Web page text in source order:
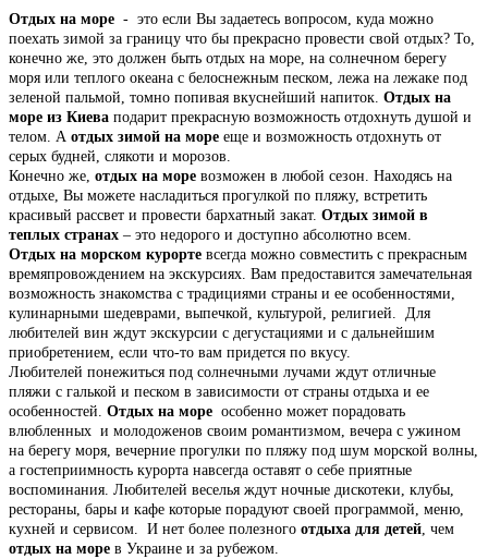
Отдых на море - это если Вы задаетесь вопросом, куда можно
поехать зимой за границу что бы прекрасно провести свой отдых? То,
конечно же, это должен быть отдых на море, на солнечном берегу
моря или теплого океана с белоснежным песком, лежа на лежаке под
зеленой пальмой, томно попивая вкуснейший напиток. Отдых на
море из Киева подарит прекрасную возможность отдохнуть душой и
телом. А отдых зимой на море еще и возможность отдохнуть от
серых будней, слякоти и морозов.
Конечно же, отдых на море возможен в любой сезон. Находясь на
отдыхе, Вы можете насладиться прогулкой по пляжу, встретить
красивый рассвет и провести бархатный закат. Отдых зимой в
теплых странах – это недорого и доступно абсолютно всем.
Отдых на морском курорте всегда можно совместить с прекрасным
времяпровождением на экскурсиях. Вам предоставится замечательная
возможность знакомства с традициями страны и ее особенностями,
кулинарными шедеврами, выпечкой, культурой, религией. Для
любителей вин ждут экскурсии с дегустациями и с дальнейшим
приобретением, если что-то вам придется по вкусу.
Любителей понежиться под солнечными лучами ждут отличные
пляжи с галькой и песком в зависимости от страны отдыха и ее
особенностей. Отдых на море особенно может порадовать
влюбленных и молодоженов своим романтизмом, вечера с ужином
на берегу моря, вечерние прогулки по пляжу под шум морской волны,
а гостеприимность курорта навсегда оставят о себе приятные
воспоминания. Любителей веселья ждут ночные дискотеки, клубы,
рестораны, бары и кафе которые порадуют своей программой, меню,
кухней и сервисом. И нет более полезного отдыха для детей , чем
отдых на море в Украине и за рубежом.